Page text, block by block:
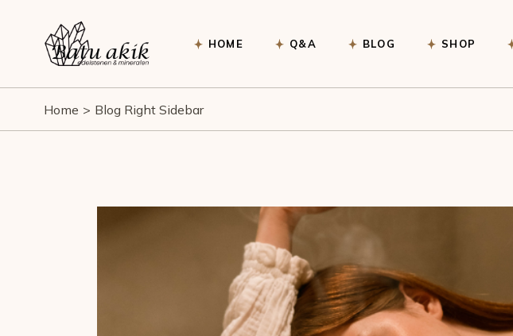
HOME Q&A BLOG SHOP
Winkelwagen
Home Blog Right Sidebar